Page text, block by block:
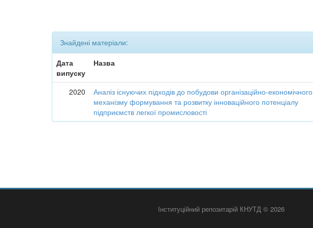
Знайдені матеріали:
Дата
випуску
Назва
2020
Аналіз існуючих підходів до побудови організаційно-економічного
механізму формування та розвитку інноваційного потенціалу
підприємств легкої промисловості
Інституційний репозитарій КНУТД © 2026